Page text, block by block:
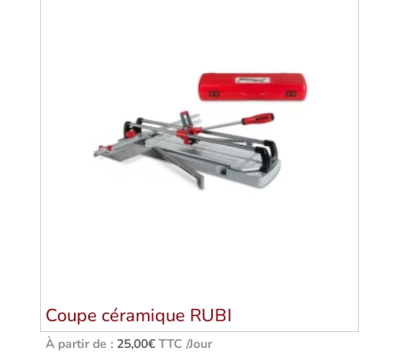
Coupe céramique RUBI
À partir de : 25,00€ TTC /Jour